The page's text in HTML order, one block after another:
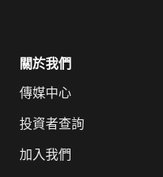
關於我們
傳媒中心
投資者查詢
加入我們